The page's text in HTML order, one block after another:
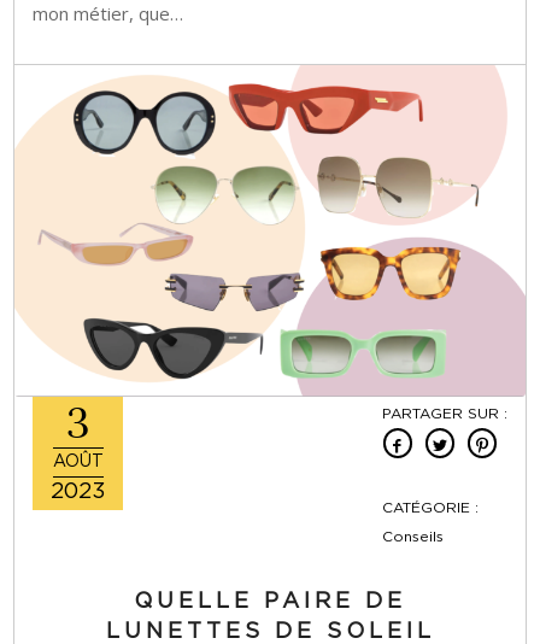
mon métier, que…
3
AOÛT
2023
PARTAGER SUR :
CATÉGORIE :
Conseils
QUELLE PAIRE DE
LUNETTES DE SOLEIL